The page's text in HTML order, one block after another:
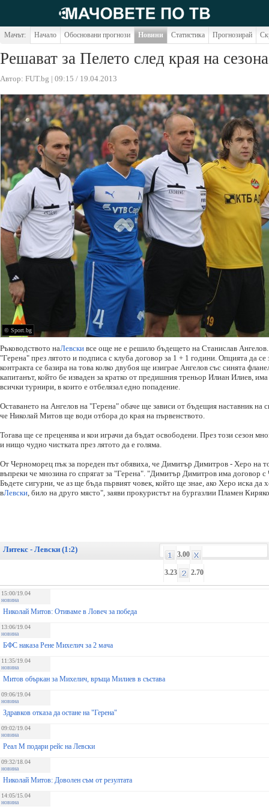
Мачът: Начало Обосновани прогнози Новини Статистика Прогнозирай
Решават за Пелето след края на сезона
Автор: FUT.bg | 09:15 / 19.04.2013
© Sport.bg
Ръководството наЛевски все още не е решило бъдещето на Станислав
"Герена" през лятото и подписа с клуба договор за 1 + 1 години. Опцията да се
контракта се базира на това колко двубоя ще изиграе Ангелов със синята
капитанът, който бе изваден за кратко от предишния треньор Илиан Илиев,
всички турнири, в които е отбелязал едно попадение.
Оставането на Ангелов на "Герена" обаче ще зависи от бъдещия наставник на
че Николай Митов ще води отбора до края на първенството.
Тогава ще се преценява и кои играчи да бъдат освободени. През този сезон
и нищо чудно чистката през лятото да е голяма.
От Черноморец пък за пореден път обявиха, че Димитър Димитров - Херо на
въпреки че мнозина го спрягат за "Герена". "Димитър Димитров има договор
Бъдете сигурни, че аз ще бъда пьрвият човек, който ще знае, ако Херо иска да
вЛевски, било на друго място", заяви прокуристът на бургазлии Пламен
Литекс - Левски (1:2)
3.00
3.23 2.70
15:00/19.04
новина
Николай Митов: Отиваме в Ловеч за победа
13:06/19.04
новина
БФС наказа Рене Михелич за 2 мача
11:35/19.04
новина
Митов объркан за Михелич, връща Милиев в състава
09:06/19.04
новина
Здравков отказа да остане на "Герена"
09:02/19.04
новина
Реал М подари рейс на Левски
09:32/18.04
новина
Николай Митов: Доволен съм от резултата
14:05/15.04
новина